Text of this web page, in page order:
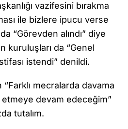
vazifesini bırakma
ile bizlere ipucu verse
“Görevden alındı” diye
kuruluşları da “Genel
istendi” denildi.
“Farklı mecralarda davama
devam edeceğim”
tutalım.